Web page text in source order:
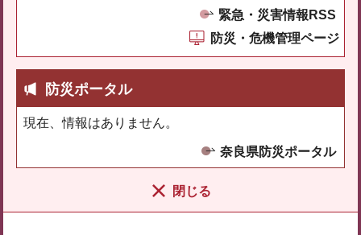
緊急・災害情報RSS
防災・危機管理ページ
防災ポータル
現在、情報はありません。
奈良県防災ポータル
閉じる